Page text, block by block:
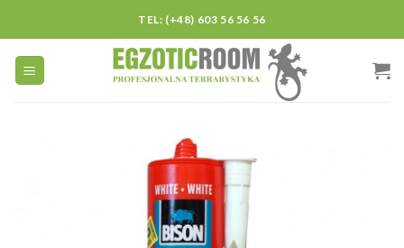
content
TEL: (+48) 603 56 56 56